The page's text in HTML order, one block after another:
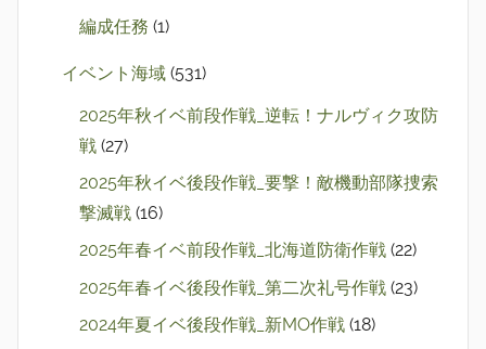
編成任務 (1)
イベント海域 (531)
2025年秋イベ前段作戦_逆転！ナルヴィク攻防
戦 (27)
2025年秋イベ後段作戦_要撃！敵機動部隊捜索
撃滅戦 (16)
2025年春イベ前段作戦_北海道防衛作戦 (22)
2025年春イベ後段作戦_第二次礼号作戦 (23)
2024年夏イベ後段作戦_新MO作戦 (18)